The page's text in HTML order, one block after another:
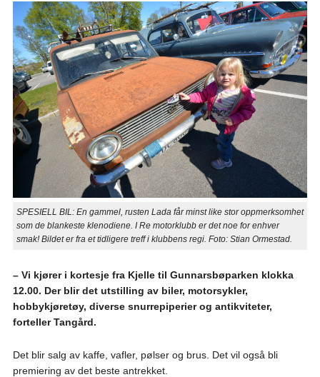
SPESIELL BIL: En gammel, rusten Lada får minst like stor oppmerksomhet
som de blankeste klenodiene. I Re motorklubb er det noe for enhver
smak! Bildet er fra et tidligere treff i klubbens regi. Foto: Stian Ormestad.
– Vi kjører i kortesje fra Kjelle til Gunnarsbøparken klokka
12.00. Der blir det utstilling av biler, motorsykler,
hobbykjøretøy, diverse snurrepiperier og antikviteter,
forteller Tangård.
Det blir salg av kaffe, vafler, pølser og brus. Det vil også bli
premiering av det beste antrekket.